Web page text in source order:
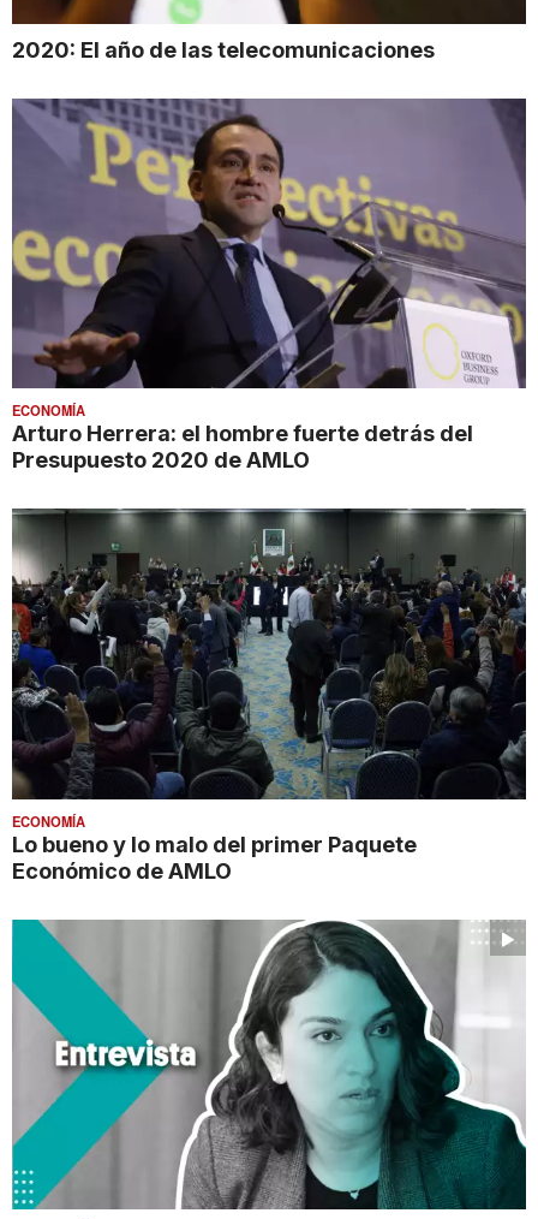
2020: El año de las telecomunicaciones
ECONOMÍA
Arturo Herrera: el hombre fuerte detrás del
Presupuesto 2020 de AMLO
ECONOMÍA
Lo bueno y lo malo del primer Paquete
Económico de AMLO